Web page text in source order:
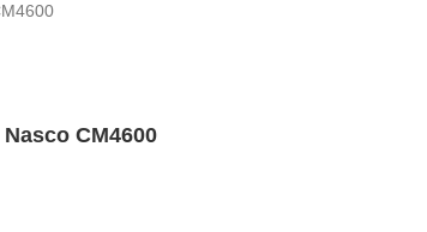
CM4600